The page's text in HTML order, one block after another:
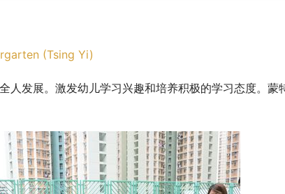
(Tsing Yi)
人发展。激发幼儿学习兴趣和培养积极的学习态度。蒙